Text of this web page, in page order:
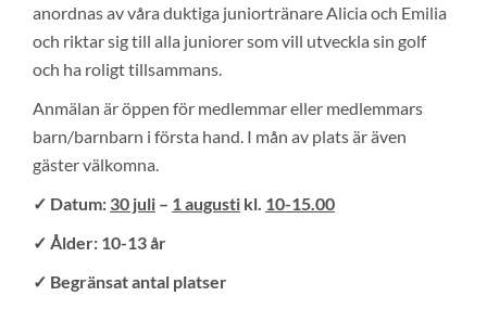
anordnas av våra duktiga juniortränare Alicia och Emilia
och riktar sig till alla juniorer som vill utveckla sin golf
och ha roligt tillsammans.
Anmälan är öppen för medlemmar eller medlemmars
barn/barnbarn i första hand. I mån av plats är även
gäster välkomna.
✓ Datum: 30 juli – 1 augusti kl. 10-15.00
✓ Ålder: 10-13 år
✓ Begränsat antal platser